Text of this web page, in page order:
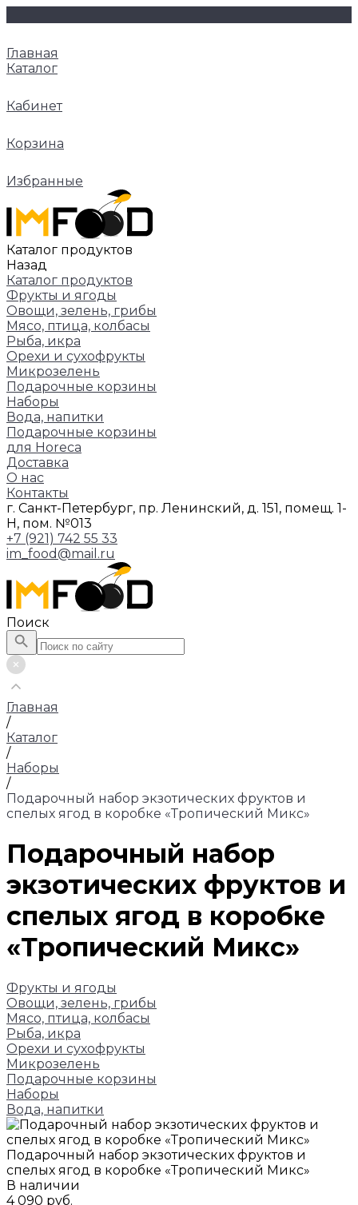
Главная
Каталог
Кабинет
Корзина
Избранные
Каталог продуктов
Назад
Каталог продуктов
Фрукты и ягоды
Овощи, зелень, грибы
Мясо, птица, колбасы
Рыба, икра
Орехи и сухофрукты
Микрозелень
Подарочные корзины
Наборы
Вода, напитки
Подарочные корзины
для Horeca
Доставка
О нас
Контакты
г. Санкт-Петербург, пр. Ленинский, д. 151, помещ. 1-
Н, пом. №013
+7 (921) 742 55 33
im_food@mail.ru
Поиск
Главная
/
Каталог
/
Наборы
/
Подарочный набор экзотических фруктов и
спелых ягод в коробке «Тропический Микс»
Подарочный набор
экзотических фруктов и
спелых ягод в коробке
«Тропический Микс»
Фрукты и ягоды
Овощи, зелень, грибы
Мясо, птица, колбасы
Рыба, икра
Орехи и сухофрукты
Микрозелень
Подарочные корзины
Наборы
Вода, напитки
Подарочный набор экзотических фруктов и
спелых ягод в коробке «Тропический Микс»
В наличии
4 090 руб.